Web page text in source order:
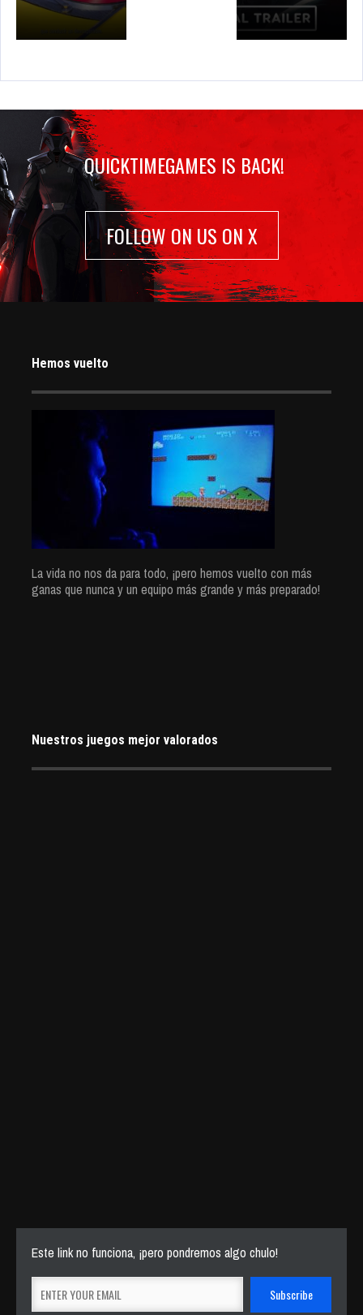
QUICKTIMEGAMES IS BACK!
FOLLOW ON US ON X
Hemos vuelto
La vida no nos da para todo, ¡pero hemos vuelto con más
ganas que nunca y un equipo más grande y más preparado!
Nuestros juegos mejor valorados
Este link no funciona, ¡pero pondremos algo chulo!